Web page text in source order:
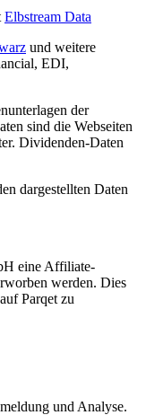
Elbstream Data
und weitere
EDI,
der
sind die Webseiten
Dividenden-Daten
dargestellten Daten
eine Affiliate-
werden. Dies
Parqet zu
und Analyse.